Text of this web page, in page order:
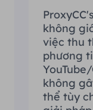
không
việc thu
phương
không
thể tùy